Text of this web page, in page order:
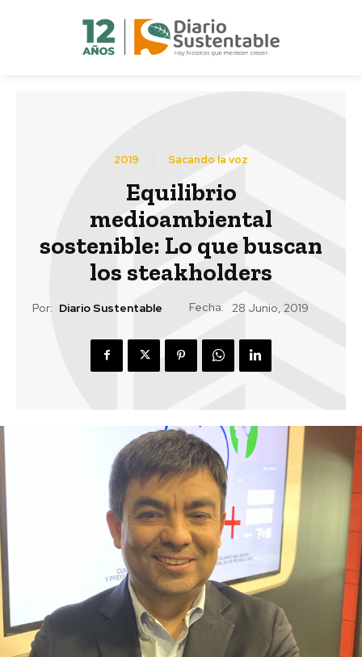
2019 Sacando la voz
Equilibrio
medioambiental
sostenible: Lo que buscan
los steakholders
Por: Diario Sustentable Fecha: 28 Junio, 2019